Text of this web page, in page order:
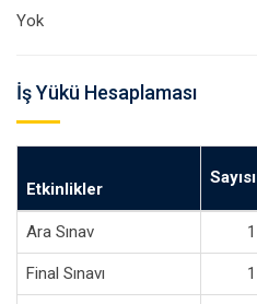
Yok
İş Yükü Hesaplaması
Etkinlikler
Sayısı
Ara Sınav 1
Final Sınavı 1